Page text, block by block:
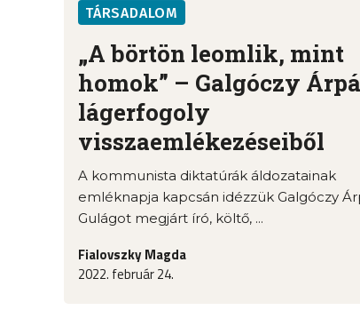
TÁRSADALOM
„A börtön leomlik, mint
homok” – Galgóczy
lágerfogoly
visszaemlékezéseiből
A kommunista diktatúrák áldozatainak
emléknapja kapcsán idézzük Galgóczy
Gulágot megjárt író, költő, ...
Fialovszky Magda
2022. február 24.